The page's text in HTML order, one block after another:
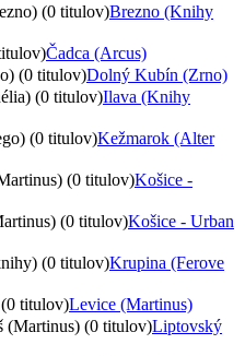
(0 titulov)Brezno (Knihy
Čadca (Arcus)
(0 titulov)Dolný Kubín (Zrno)
(0 titulov)Ilava (Knihy
(0 titulov)Kežmarok (Alter
(0 titulov)Košice -
(0 titulov)Košice - Urban
(0 titulov)Krupina (Ferove
titulov)Levice (Martinus)
(Martinus) (0 titulov)Liptovský